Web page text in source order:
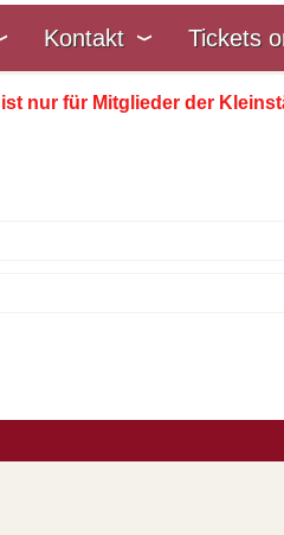
Kontakt Tickets
nur für Mitglieder der